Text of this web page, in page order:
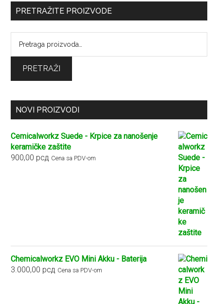
PRETRAŽITE PROIZVODE
PRETRAŽI
NOVI PROIZVODI
Cemicalworkz Suede - Krpice za nanošenje
keramičke zaštite
900,00 рсд Cena sa PDV-om
Chemicalworkz EVO Mini Akku - Baterija
3.000,00 рсд Cena sa PDV-om